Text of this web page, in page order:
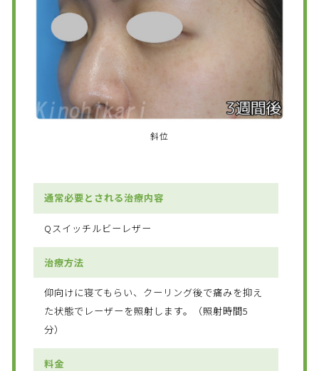
斜位
通常必要とされる治療内容
Qスイッチルビーレザー
治療方法
仰向けに寝てもらい、クーリング後で痛みを抑え
た状態でレーザーを照射します。（照射時間5
分）
料金